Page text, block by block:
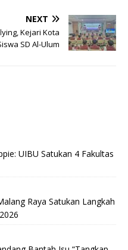
NEXT
Kejari Kota
SD Al-Ulum
UIBU Satukan 4 Fakultas
Raya Satukan Langkah